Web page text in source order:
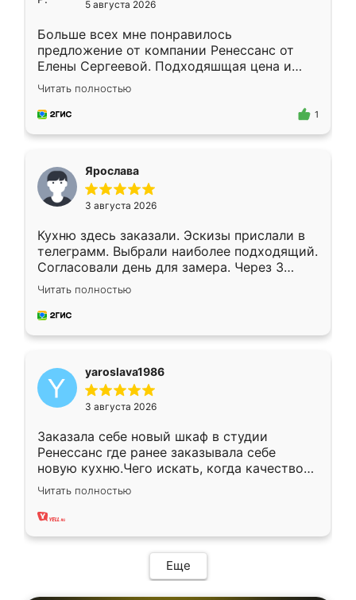
5 августа 2026
Больше всех мне понравилось
предложение от компании Ренессанс от
Елены Сергеевой. Подходяшщая цена и
короткие сроки изготовления. Приехавший
для замера сотрудник Владислав
предложил по моему эскизу самый
Читать полностью
1
Ярослава
3 августа 2026
Кухню здесь заказали. Эскизы прислали в
телеграмм. Выбрали наиболее подходящий.
Согласовали день для замера. Через 3
недели кухня была уже готова. Остались
довольны работой. Спасибо Ренессанс
мебель за качественную работу!
Читать полностью
yaroslava1986
3 августа 2026
Заказала себе новый шкаф в студии
Ренессанс где ранее заказывала себе
новую кухню.Чего искать, когда качеством
вполне довольна. Служит кухня уже почти
два года, нареканий нет.
Читать полностью
Еще